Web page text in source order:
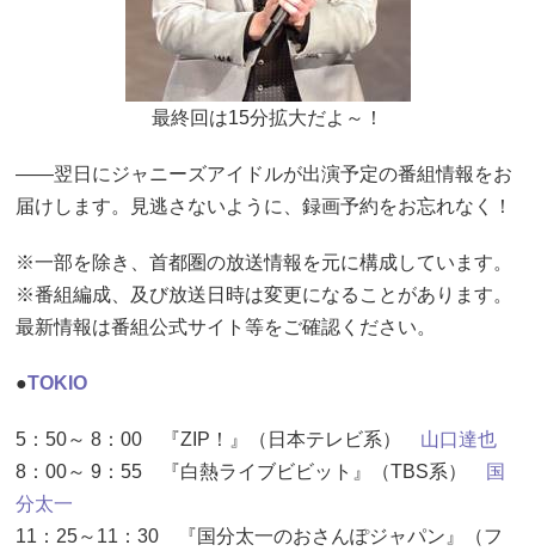
最終回は15分拡大だよ～！
――翌日にジャニーズアイドルが出演予定の番組情報をお
届けします。見逃さないように、録画予約をお忘れなく！
※一部を除き、首都圏の放送情報を元に構成しています。
※番組編成、及び放送日時は変更になることがあります。
最新情報は番組公式サイト等をご確認ください。
●TOKIO
5：50～ 8：00 『ZIP！』（日本テレビ系） 山口達也
8：00～ 9：55 『白熱ライブビビット』（TBS系）
国
分太一
11：25～11：30 『国分太一のおさんぽジャパン』（フ